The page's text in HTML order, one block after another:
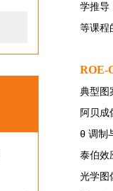
学推导
等课程
ROE-
典型图
阿贝成
θ 调制
泰伯效
光学图